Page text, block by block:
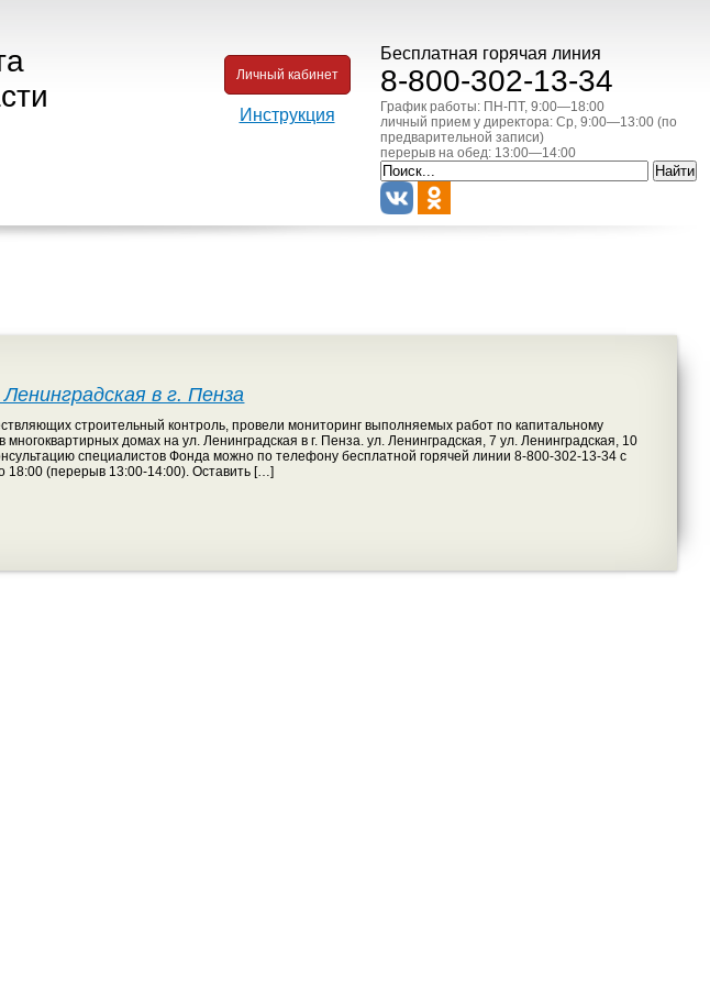
Бесплатная горячая линия
8-800-302-13-34
График работы: ПН-ПТ, 9:00—18:00
личный прием у директора: Ср, 9:00—13:00 (по
предварительной записи)
перерыв на обед: 13:00—14:00
Личный кабинет
Инструкция
в г. Пенза
строительный контроль, провели мониторинг выполняемых работ по капитальному
домах на ул. Ленинградская в г. Пенза. ул. Ленинградская, 7 ул. Ленинградская, 10
специалистов Фонда можно по телефону бесплатной горячей линии 8-800-302-13-34 с
18:00 (перерыв 13:00-14:00). Оставить […]